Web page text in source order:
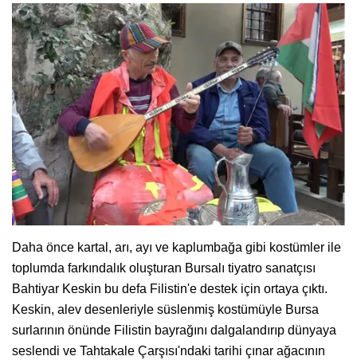
Daha önce kartal, arı, ayı ve kaplumbağa gibi kostümler ile
toplumda farkındalık oluşturan Bursalı tiyatro sanatçısı
Bahtiyar Keskin bu defa Filistin'e destek için ortaya çıktı.
Keskin, alev desenleriyle süslenmiş kostümüyle Bursa
surlarının önünde Filistin bayrağını dalgalandırıp dünyaya
seslendi ve Tahtakale Çarşısı'ndaki tarihi çınar ağacının